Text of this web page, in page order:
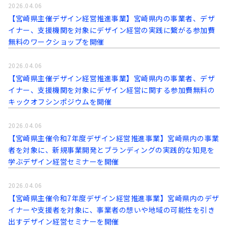
【宮崎県主催デザイン経営推進事業】宮崎県内の事業者、デザ
イナー、支援機関を対象にデザイン経営の実践に繋がる参加費
無料のワークショップを開催
2026.04.06
【宮崎県主催デザイン経営推進事業】宮崎県内の事業者、デザ
イナー、支援機関を対象にデザイン経営に関する参加費無料の
キックオフシンポジウムを開催
2026.04.06
【宮崎県主催令和7年度デザイン経営推進事業】宮崎県内の事業
者を対象に、新規事業開発とブランディングの実践的な知見を
学ぶデザイン経営セミナーを開催
2026.04.06
【宮崎県主催令和7年度デザイン経営推進事業】宮崎県内のデザ
イナーや支援者を対象に、事業者の想いや地域の可能性を引き
出すデザイン経営セミナーを開催
2026.04.06